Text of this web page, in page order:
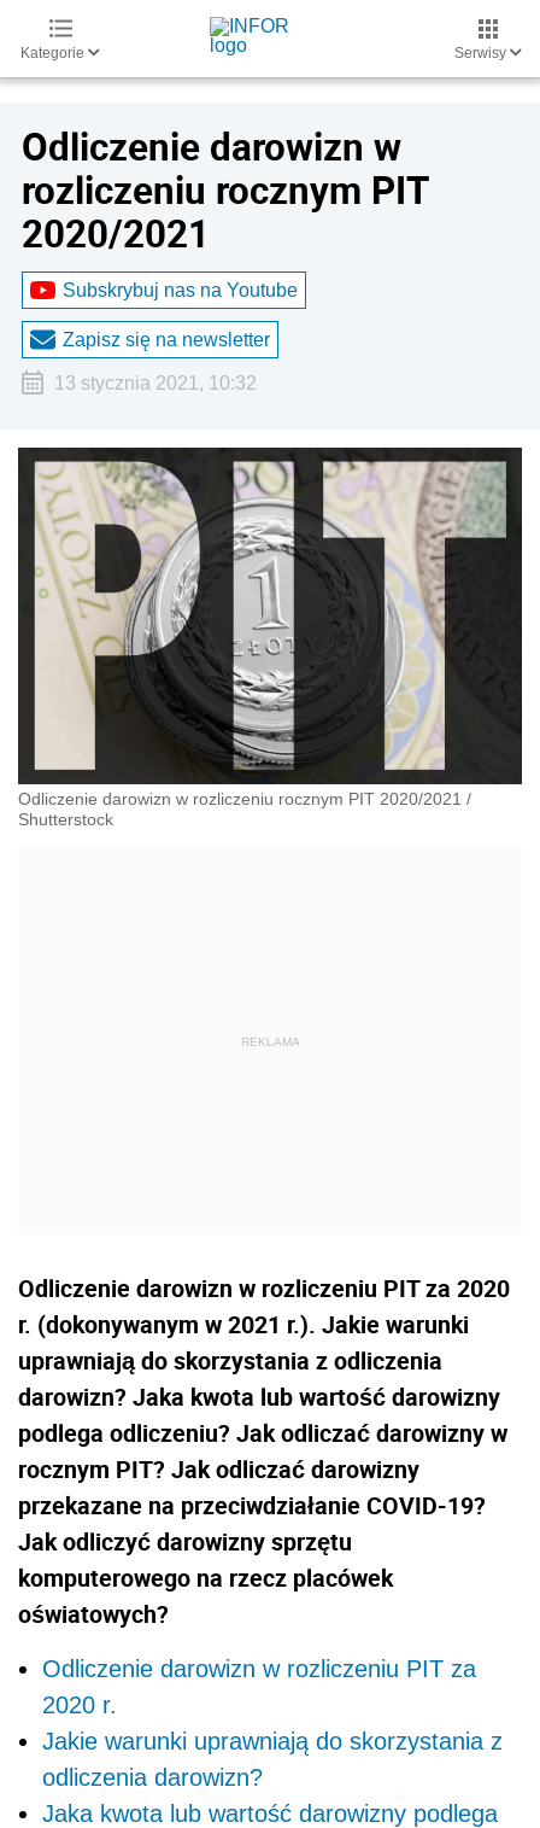
Kategorie Serwisy
Odliczenie darowizn w
rozliczeniu rocznym PIT
2020/2021
Subskrybuj nas na Youtube
Zapisz się na newsletter
13 stycznia 2021, 10:32
Odliczenie darowizn w rozliczeniu rocznym PIT 2020/2021 /
Shutterstock
Odliczenie darowizn w rozliczeniu PIT za 2020
r. (dokonywanym w 2021 r.). Jakie warunki
uprawniają do skorzystania z odliczenia
darowizn? Jaka kwota lub wartość darowizny
podlega odliczeniu? Jak odliczać darowizny w
rocznym PIT? Jak odliczać darowizny
przekazane na przeciwdziałanie COVID-19?
Jak odliczyć darowizny sprzętu
komputerowego na rzecz placówek
oświatowych?
Odliczenie darowizn w rozliczeniu PIT za
2020 r.
Jakie warunki uprawniają do skorzystania z
odliczenia darowizn?
Jaka kwota lub wartość darowizny podlega